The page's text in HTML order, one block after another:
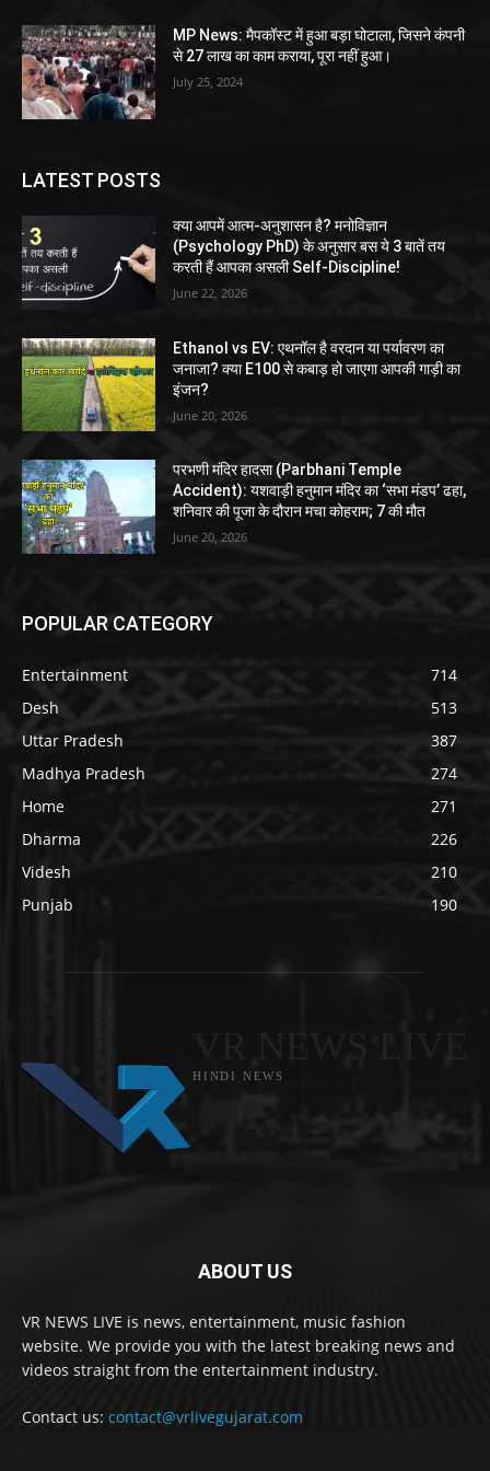
MP News: मैपकॉस्ट में हुआ बड़ा घोटाला, जिसने कंपनी
से 27 लाख का काम कराया, पूरा नहीं हुआ।
July 25, 2024
LATEST POSTS
क्या आपमें आत्म-अनुशासन है? मनोविज्ञान
(Psychology PhD) के अनुसार बस ये 3 बातें तय
करती हैं आपका असली Self-Discipline!
June 22, 2026
Ethanol vs EV: एथनॉल है वरदान या पर्यावरण का
जनाजा? क्या E100 से कबाड़ हो जाएगा आपकी गाड़ी का
इंजन?
June 20, 2026
परभणी मंदिर हादसा (Parbhani Temple
Accident): यशवाड़ी हनुमान मंदिर का ‘सभा मंडप’ ढहा,
शनिवार की पूजा के दौरान मचा कोहराम; 7 की मौत
June 20, 2026
POPULAR CATEGORY
Entertainment
714
Desh
513
Uttar Pradesh
387
Madhya Pradesh
274
Home
271
Dharma
226
Videsh
210
Punjab
190
HINDI NEWS
ABOUT US
VR NEWS LIVE is news, entertainment, music fashion
website. We provide you with the latest breaking news and
videos straight from the entertainment industry.
Contact us: contact@vrlivegujarat.com